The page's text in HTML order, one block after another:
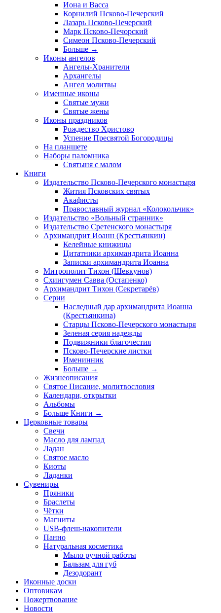
Иона и Васса
Корнилий Псково-Печерский
Лазарь Псково-Печерский
Марк Псково-Печорский
Симеон Псково-Печерский
Больше →
Иконы ангелов
Ангелы-Хранители
Архангелы
Ангел молитвы
Именные иконы
Святые мужи
Святые жены
Иконы праздников
Рождество Христово
Успение Пресвятой Богородицы
На планшете
Наборы паломника
Святыня с малом
Книги
Издательство Псково-Печерского монастыря
Жития Псковских святых
Акафисты
Православный журнал «Колокольчик»
Издательство «Вольный странник»
Издательство Сретенского монастыря
Архимандрит Иоанн (Крестьянкин)
Келейные книжицы
Цитатники архимандрита Иоанна
Записки архимандрита Иоанна
Митрополит Тихон (Шевкунов)
Схиигумен Савва (Остапенко)
Архимандрит Тихон (Секретарёв)
Серии
Наследный дар архимандрита Иоанна
(Крестьянкина)
Старцы Псково-Печерского монастыря
Зеленая серия надежды
Подвижники благочестия
Псково-Печерские листки
Именинник
Больше →
Жизнеописания
Святое Писание, молитвословия
Календари, открытки
Альбомы
Больше Книги →
Церковные товары
Свечи
Масло для лампад
Ладан
Святое масло
Киоты
Ладанки
Сувениры
Пряники
Браслеты
Чётки
Магниты
USB-флеш-накопители
Панно
Натуральная косметика
Мыло ручной работы
Бальзам для губ
Дезодорант
Иконные доски
Оптовикам
Пожертвование
Новости